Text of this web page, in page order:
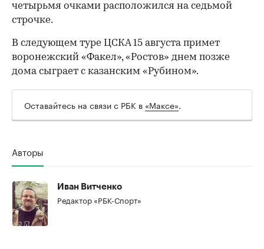
четырьмя очками расположился на седьмой
строчке.
В следующем туре ЦСКА 15 августа примет
воронежский «Факел», «Ростов» днем позже
дома сыграет с казанским «Рубином».
Оставайтесь на связи с РБК в «Максе».
Авторы
Иван Витченко
Редактор «РБК-Спорт»